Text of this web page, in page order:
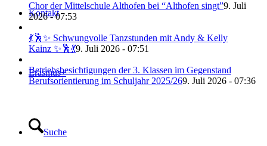
Kontakt
Erasmus+
Suche
Chor der Mittelschule Althofen bei “Althofen singt”9. Juli
2026 - 07:53
💃🕺✨ Schwungvolle Tanzstunden mit Andy & Kelly
Kainz ✨🕺💃9. Juli 2026 - 07:51
Betriebsbesichtigungen der 3. Klassen im Gegenstand
Berufsorientierung im Schuljahr 2025/269. Juli 2026 - 07:36